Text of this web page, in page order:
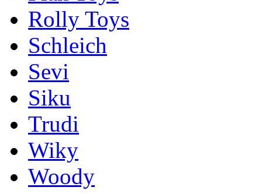
Rolly Toys
Schleich
Sevi
Siku
Trudi
Wiky
Woody